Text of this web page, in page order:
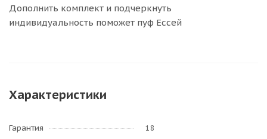
Дополнить комплект и подчеркнуть
индивидуальность поможет пуф Ессей
Характеристики
Гарантия
18